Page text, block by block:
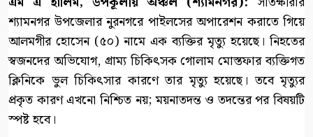
শ্যামনগর উপজেলার নুরনগরে পাইলসের অপারেশন করাতে গিয়ে
আলমগীর হোসেন (৫০) নামে এক ব্যক্তির মৃত্যু হয়েছে। নিহতের
স্বজনদের অভিযোগ, গ্রাম্য চিকিৎসক গোলাম মোস্তফার ব্যক্তিগত
ক্লিনিকে ভুল চিকিৎসার কারণে তার মৃত্যু হয়েছে। তবে মৃত্যুর
প্রকৃত কারণ এখনো নিশ্চিত নয়; ময়নাতদন্ত ও তদন্তের পর বিষয়টি
স্পষ্ট হবে।